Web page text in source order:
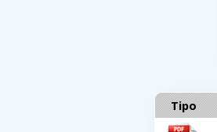
Tipo